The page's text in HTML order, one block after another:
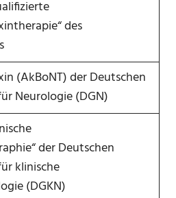
des
(AkBoNT) der Deutschen
Neurologie (DGN)
der Deutschen
klinische
(DGKN)